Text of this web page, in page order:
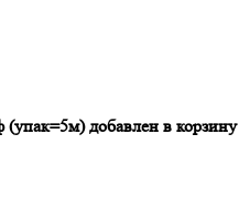
добавлен в корзину